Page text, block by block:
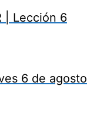
| Lección 6
6 de agosto